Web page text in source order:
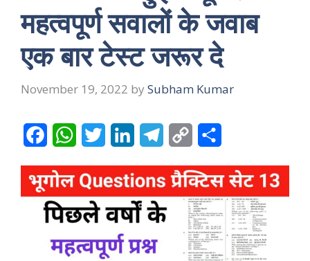
महत्वपूर्ण सवालों के जवाब
एक बार टेस्ट जरूर दे
November 19, 2022 by Subham Kumar
c
e
o
W
a
t
A
i
t
e
n
k
d
l
e
p
y
L
i
a
e